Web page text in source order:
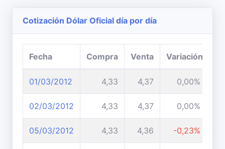
Cotización Dólar Oficial día por día
Fecha Compra Venta Variación
01/03/2012 4,33 4,37 0,00%
02/03/2012 4,33 4,37 0,00%
05/03/2012 4,33 4,36 -0,23%